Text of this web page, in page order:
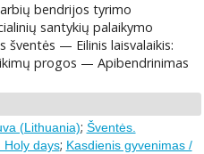
bendrijos tyrimo
santykių palaikymo
šventės — Eilinis laisvalaikis:
progos — Apibendrinimas
(Lithuania); Šventės.
Holy days; Kasdienis gyvenimas /